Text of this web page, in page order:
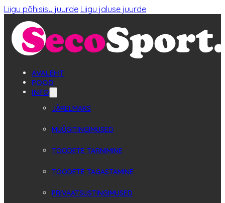
Liigu põhisisu juurde Liigu jaluse juurde
AVALEHT
POOD
INFO
JÄRELMAKS
MÜÜGITINGIMUSED
TOODETE TARNIMINE
TOODETE TAGASTAMINE
PRIVAATSUSTINGIMUSED